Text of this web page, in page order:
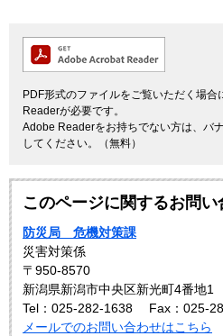
PDF形式のファイルをご覧いただく場
Readerが必要です。
Adobe Readerをお持ちでない方は、バ
してください。（無料）
このページに関するお問い
防災局 危機対策課
災害対策係
〒950-8570
新潟県新潟市中央区新光町4番地
Tel：025-282-1638
Fax：025-
メールでのお問い合わせはこちら